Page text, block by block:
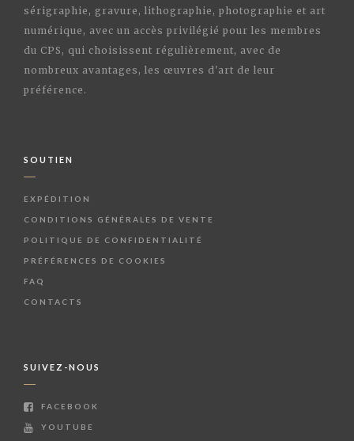
sérigraphie, gravure, lithographie, photographie et art
numérique, avec un accès privilégié pour les membres
du CPS, qui choisissent régulièrement, avec de
nombreux avantages, les œuvres d'art de leur
préférence.
SOUTIEN
EXPÉDITION
CONDITIONS GÉNÉRALES DE VENTE
POLITIQUE DE CONFIDENTIALITÉ
PRÉFÉRENCES DE COOKIES
FAQ
CONTACTS
SUIVEZ-NOUS
FACEBOOK
YOUTUBE